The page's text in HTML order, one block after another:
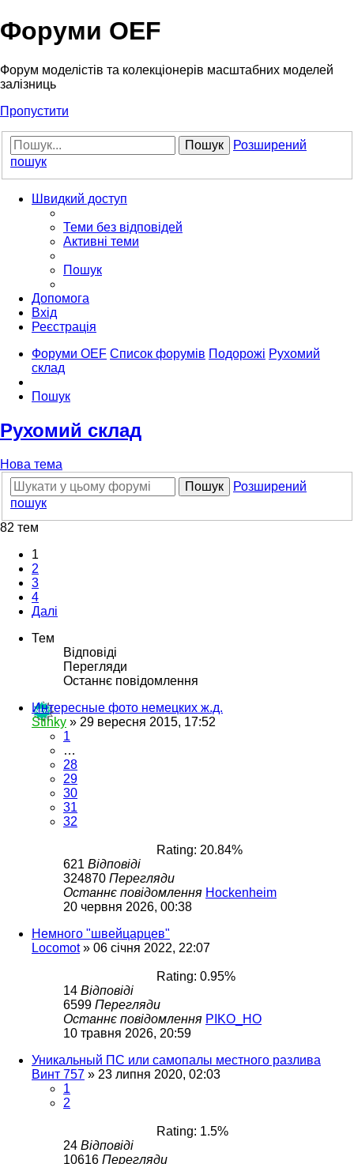
Форуми OEF
Форум моделістів та колекціонерів масштабних моделей
залізниць
Пропустити
Пошук
Розширений
пошук
Швидкий доступ
Теми без відповідей
Активні теми
Пошук
Допомога
Вхід
Реєстрація
Форуми OEF Список форумів Подорожі Рухомий
склад
Пошук
Рухомий склад
Нова тема
Пошук
Розширений
пошук
82 тем
1
2
3
4
Далі
Тем
Відповіді
Перегляди
Останнє повідомлення
Интересные фото немецких ж.д.
Stinky » 29 вересня 2015, 17:52
1
…
28
29
30
31
32
Rating: 20.84%
621 Відповіді
324870 Перегляди
Останнє повідомлення Hockenheim
20 червня 2026, 00:38
Немного "швейцарцев"
Locomot» 06 січня 2022, 22:07
Rating: 0.95%
14 Відповіді
6599 Перегляди
Останнє повідомлення PIKO_HO
10 травня 2026, 20:59
Уникальный ПС или самопалы местного разлива
Винт 757 » 23 липня 2020, 02:03
1
2
Rating: 1.5%
24 Відповіді
10616 Перегляди